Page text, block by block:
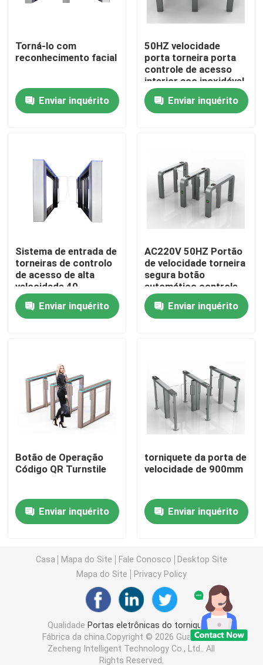
Casa
Produtos
Quem Somos
Fábrica
Controle de Qualidade
Fale Conosco
notícias
Portas eletrônicas do torniquete
Porta de balanço do torniquete
Porta do torniquete da aleta
Porta do torniquete do tripé
Torniquete completo da altura
Torniquete da porta de deslizamento
Máquina biométrica de reconhecimento facial
Torná-lo com
reconhecimento facial
Enviar inquérito
50HZ velocidade
porta torneira porta
controle de acesso
interior aço inoxidável
304
Enviar inquérito
Sistema de entrada de
torneiras de controlo
de acesso de alta
velocidade 40
Passagem por
pessoa/minEnviar inquérito
AC220V 50HZ Portão
de velocidade torneira
segura botão
automático controle
remoto
Enviar inquérito
Botão de Operação
Código QR Turnstile
Enviar inquérito
torniquete da porta de
velocidade de 900mm
Enviar inquérito
Casa Mapa do Site Fale Conosco
Desktop Site
Mapa do Site
Privacy Policy
Qualidade Portas eletrônicas do torniquete
Fábrica da china.Copyright © 2026 Guangdong
Zecheng Intelligent Technology Co., Ltd.. All
Rights Reserved.